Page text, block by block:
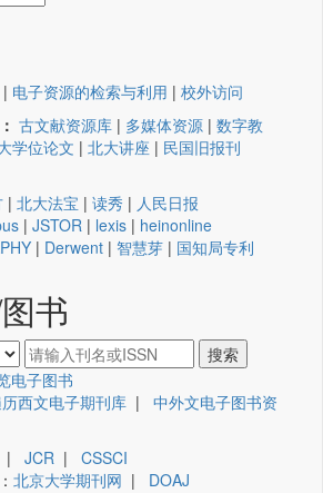
| 电子资源的检索与利用 | 校外访问
古文献资源库 | 多媒体资源 | 数字教
学位论文 | 北大讲座 | 民国旧报刊
| 北大法宝 | 读秀 | 人民日报
| JSTOR | lexis | heinonline
| Derwent | 智慧芽 | 国知局专利
书
电子图书
西文电子期刊库 | 中外文电子图书资
| JCR | CSSCI
北京大学期刊网 | DOAJ